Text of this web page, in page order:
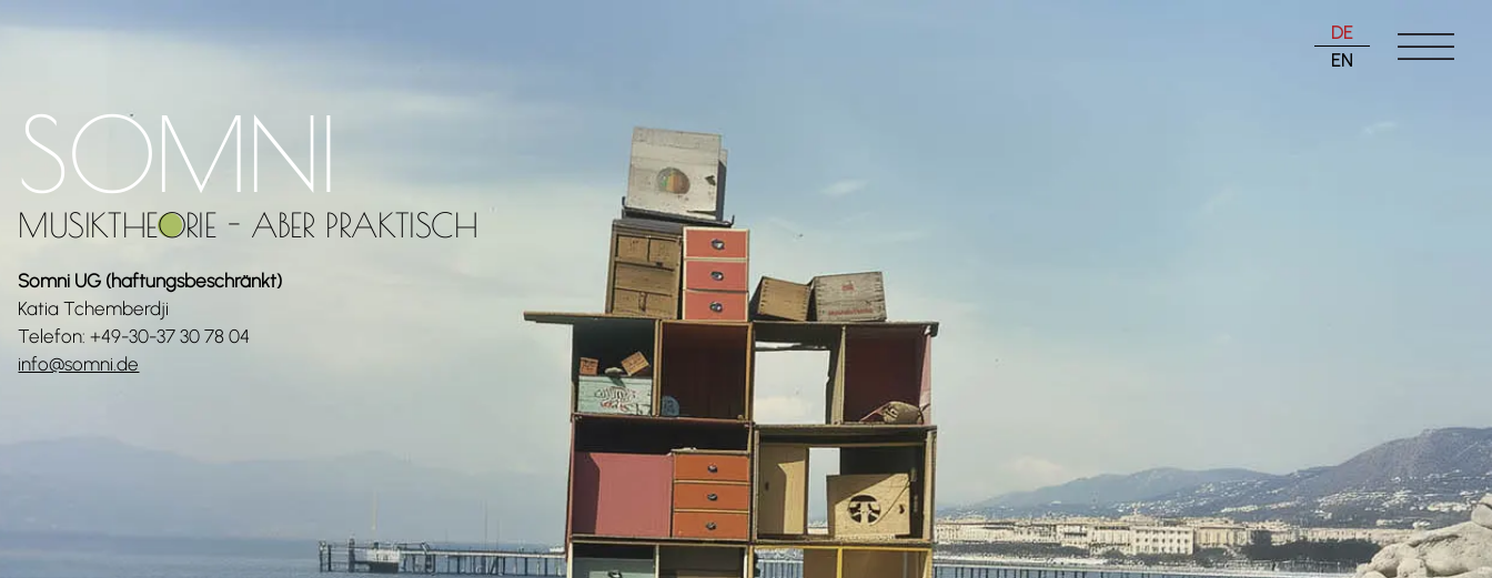
DE
EN
SOMNI
MUSIKTHEORIE - ABER PRAKTISCH
Somni UG (haftungsbeschränkt)
Katia Tchemberdji
Telefon: +49-30-37 30 78 04
info@somni.de